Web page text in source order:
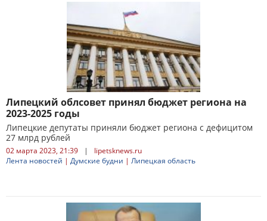
Липецкий облсовет принял бюджет региона на
2023-2025 годы
Липецкие депутаты приняли бюджет региона с дефицитом
27 млрд рублей
02 марта 2023, 21:39 |
lipetsknews.ru
Лента новостей | Думские будни | Липецкая область